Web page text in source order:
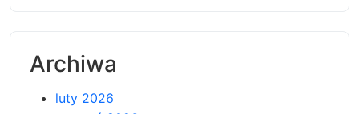
Archiwa
luty 2026